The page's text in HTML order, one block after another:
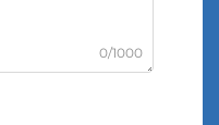
0/1000